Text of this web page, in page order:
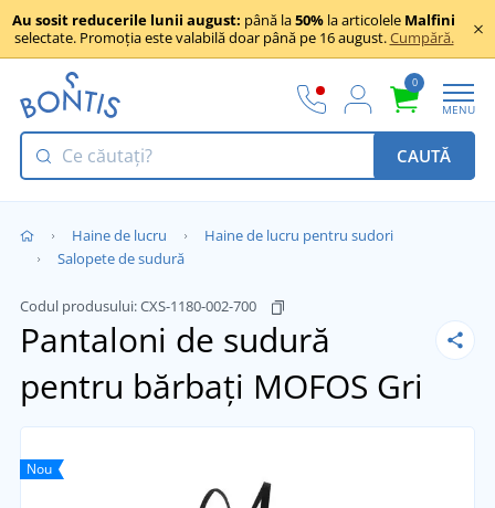
Au sosit reducerile lunii august: până la50% la articolele Malfini
selectate. Promoția este valabilă doar până pe 16 august.Cumpără.
0
MENU
CAUTĂ
Haine de lucru
Haine de lucru pentru sudori
Salopete de sudură
Codul produsului:CXS-1180-002-700
Pantaloni de sudură
pentru bărbați MOFOS Gri
Nou